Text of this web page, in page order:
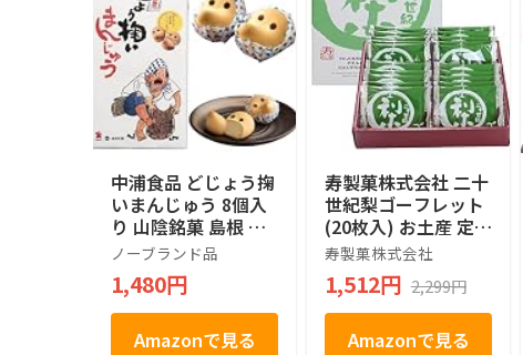
中浦食品 どじょう掬
いまんじゅう 8個入
り 山陰銘菓 島根 鳥
取 お土産 白あん 饅
頭 個包装 和菓子 ギ
フト 手土産 帰省土
産 お取り寄せ
ノーブランド品
1,480円
Amazonで見る
寿製菓株式会社 二十
世紀梨ゴーフレット
(20枚入) お土産 定番
ギフト 鳥取 寿製菓
山陰 島根 お土産 ギ
フト プレゼント 贈
り物 内祝 ゴーフル
寿製菓株式会社
1,512円 2,299円
Amazonで見る